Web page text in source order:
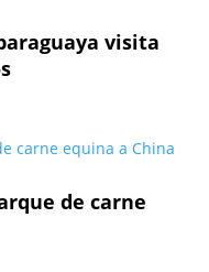
visita
de carne